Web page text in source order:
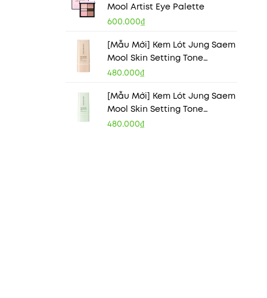
Mool Artist Eye Palette
600.000₫
[Mẫu Mới] Kem Lót Jung Saem
Mool Skin Setting Tone
Balancing Base
480.000₫
[Mẫu Mới] Kem Lót Jung Saem
Mool Skin Setting Tone
Correcting Base
480.000₫